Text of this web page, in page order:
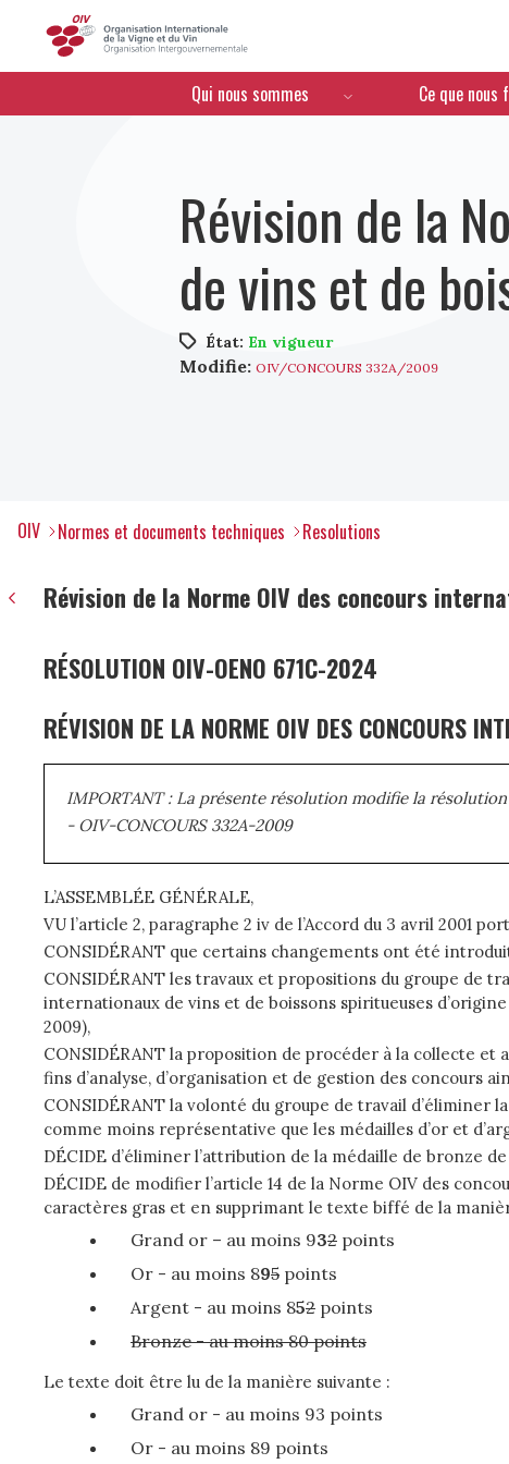
Menú de navegación
Qui nous sommes Ce que nous
Révision de la
de vins et de
État: En vigueur
Modifie: OIV/CONCOURS 332A/2009
OIV Normes et documents techniques Resolutions
Révision de la Norme OIV des concours
RÉSOLUTION OIV-OENO 671C-2024
RÉVISION DE LA NORME OIV DES CONCOURS
IMPORTANT : La présente résolution modifie la
- OIV-CONCOURS 332A-2009
L’ASSEMBLÉE GÉNÉRALE,
VU l’article 2, paragraphe 2 iv de l’Accord du 3 avril 2001
CONSIDÉRANT que certains changements ont été
CONSIDÉRANT les travaux et propositions du groupe de
internationaux de vins et de boissons spiritueuses
2009),
CONSIDÉRANT la proposition de procéder à la collecte
fins d’analyse, d’organisation et de gestion des concours
CONSIDÉRANT la volonté du groupe de travail
comme moins représentative que les médailles d’or et
DÉCIDE d’éliminer l’attribution de la médaille de bronze
DÉCIDE de modifier l’article 14 de la Norme OIV des
caractères gras et en supprimant le texte biffé de la
Grand or – au moins 932 points
Or - au moins 895 points
Argent - au moins 852 points
Bronze - au moins 80 points
Le texte doit être lu de la manière suivante :
Grand or - au moins 93 points
Or - au moins 89 points